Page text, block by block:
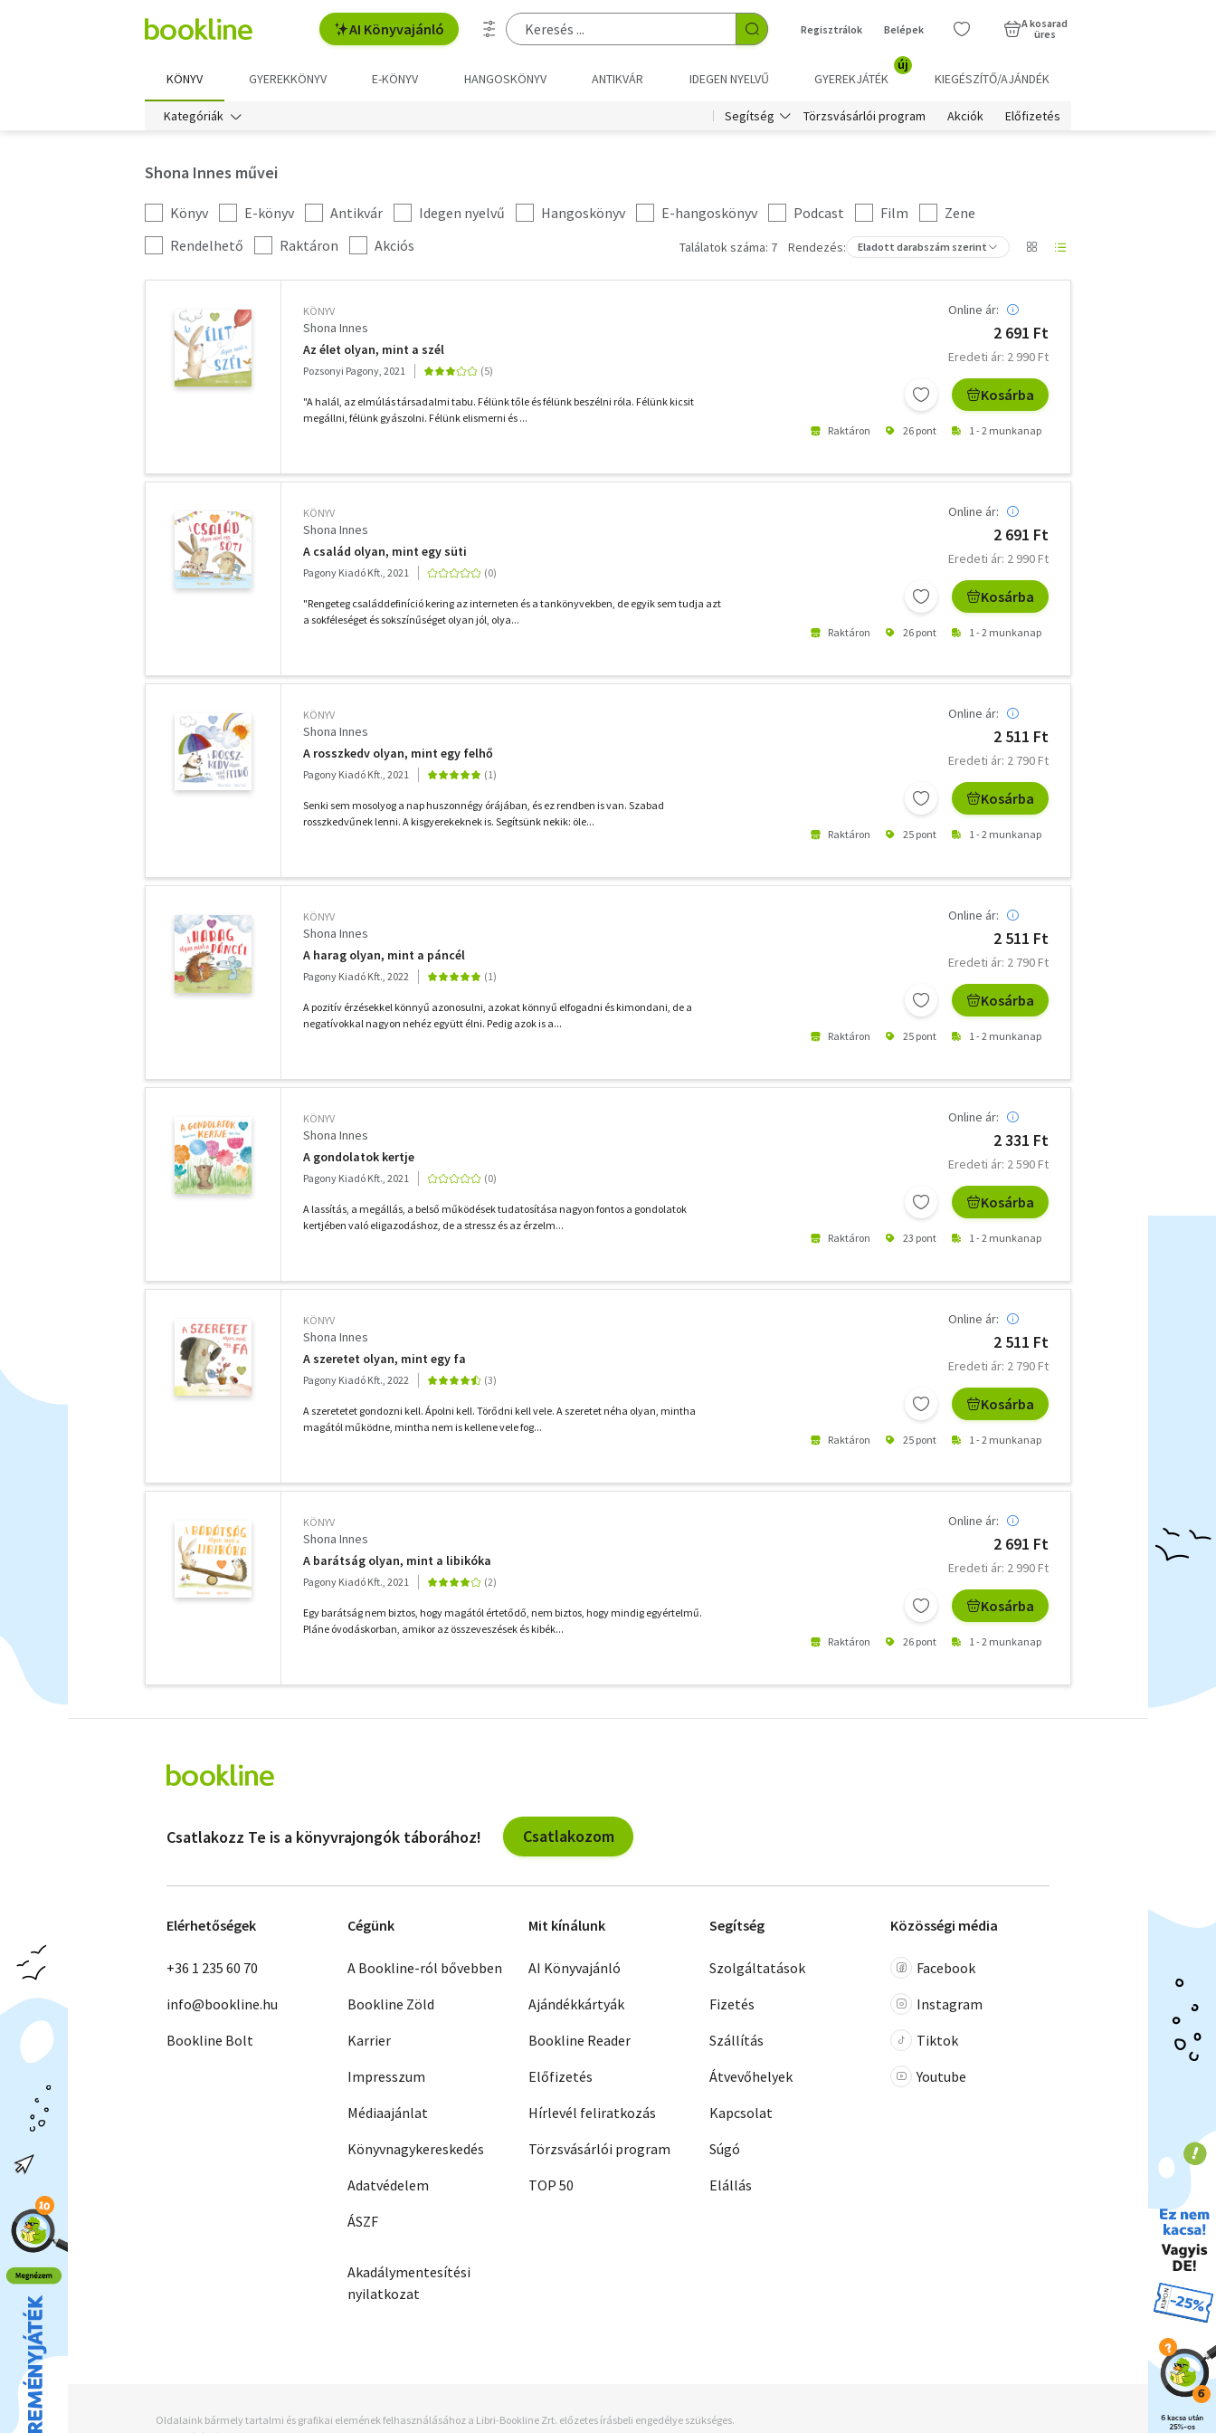
AI Könyvajánló Regisztrálok Belépek
A kosarad
üres
KÖNYV GYEREKKÖNYV E-KÖNYV HANGOSKÖNYV ANTIKVÁR IDEGEN NYELVŰ GYEREKJÁTÉK
új
KIEGÉSZÍTŐ/AJÁNDÉK
Kategóriák Segítség Törzsvásárlói program Akciók Előfizetés
Shona Innes művei
Kategória
szűrés
Könyv E-könyv Antikvár Idegen nyelvű Hangoskönyv E-hangoskönyv Podcast Film
Zene
További
szűrők
Rendelhető Raktáron Akciós Találatok száma: 7 Rendezés: Eladott darabszám szerint
KÖNYV
Shona Innes
Az élet olyan, mint a szél
Pozsonyi Pagony, 2021
"A halál, az elmúlás társadalmi tabu. Félünk tőle és félünk beszélni róla. Félünk kicsit
megállni, félünk gyászolni. Félünk elismerni és ...
Online ár:
2 691 Ft
Eredeti ár: 2 990 Ft
Kosárba
Raktáron 26 pont 1 - 2 munkanap
KÖNYV
Shona Innes
A család olyan, mint egy süti
Pagony Kiadó Kft., 2021
"Rengeteg családdefiníció kering az interneten és a tankönyvekben, de egyik sem tudja azt
a sokféleséget és sokszínűséget olyan jól, olya...
Online ár:
2 691 Ft
Eredeti ár: 2 990 Ft
Kosárba
Raktáron 26 pont 1 - 2 munkanap
KÖNYV
Shona Innes
A rosszkedv olyan, mint egy felhő
Pagony Kiadó Kft., 2021
Senki sem mosolyog a nap huszonnégy órájában, és ez rendben is van. Szabad
rosszkedvűnek lenni. A kisgyerekeknek is. Segítsünk nekik: öle...
Online ár:
2 511 Ft
Eredeti ár: 2 790 Ft
Kosárba
Raktáron 25 pont 1 - 2 munkanap
KÖNYV
Shona Innes
A harag olyan, mint a páncél
Pagony Kiadó Kft., 2022
A pozitív érzésekkel könnyű azonosulni, azokat könnyű elfogadni és kimondani, de a
negatívokkal nagyon nehéz együtt élni. Pedig azok is a...
Online ár:
2 511 Ft
Eredeti ár: 2 790 Ft
Kosárba
Raktáron 25 pont 1 - 2 munkanap
KÖNYV
Shona Innes
A gondolatok kertje
Pagony Kiadó Kft., 2021
A lassítás, a megállás, a belső működések tudatosítása nagyon fontos a gondolatok
kertjében való eligazodáshoz, de a stressz és az érzelm...
Online ár:
2 331 Ft
Eredeti ár: 2 590 Ft
Kosárba
Raktáron 23 pont 1 - 2 munkanap
KÖNYV
Shona Innes
A szeretet olyan, mint egy fa
Pagony Kiadó Kft., 2022
A szeretetet gondozni kell. Ápolni kell. Törődni kell vele. A szeretet néha olyan, mintha
magától működne, mintha nem is kellene vele fog...
Online ár:
2 511 Ft
Eredeti ár: 2 790 Ft
Kosárba
Raktáron 25 pont 1 - 2 munkanap
KÖNYV
Shona Innes
A barátság olyan, mint a libikóka
Pagony Kiadó Kft., 2021
Egy barátság nem biztos, hogy magától értetődő, nem biztos, hogy mindig egyértelmű.
Pláne óvodáskorban, amikor az összeveszések és kibék...
Online ár:
2 691 Ft
Eredeti ár: 2 990 Ft
Kosárba
Raktáron 26 pont 1 - 2 munkanap
szűrők
Csatlakozz Te is a könyvrajongók táborához! Csatlakozom
Elérhetőségek
+36 1 235 60 70
info@bookline.hu
Bookline Bolt
Cégünk
A Bookline-ról bővebben
Bookline Zöld
Karrier
Impresszum
Médiaajánlat
Könyvnagykereskedés
Adatvédelem
ÁSZF
Akadálymentesítési
nyilatkozat
Mit kínálunk
AI Könyvajánló
Ajándékkártyák
Bookline Reader
Előfizetés
Hírlevél feliratkozás
Törzsvásárlói program
TOP 50
Segítség
Szolgáltatások
Fizetés
Szállítás
Átvevőhelyek
Kapcsolat
Súgó
Elállás
Közösségi média
Facebook
Instagram
Tiktok
Youtube
Oldalaink bármely tartalmi és grafikai elemének felhasználásához a Libri-Bookline Zrt. előzetes írásbeli engedélye szükséges.